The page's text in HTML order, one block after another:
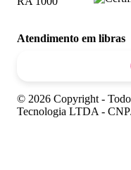
Atendimento em libras
© 2026 Copyright -
Tecnologia LTDA -